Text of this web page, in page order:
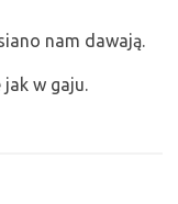
nam dawają.
w gaju.